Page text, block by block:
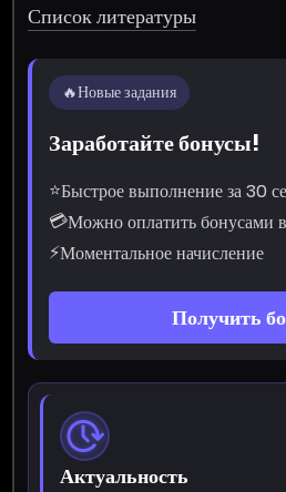
Список литературы
🔥Новые задания
Заработайте бонусы!
⭐Быстрое выполнение за 30
💳Можно оплатить бонусами
⚡Моментальное начисление
Получить
Актуальность